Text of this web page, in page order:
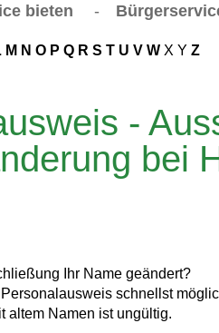
bieten -
M N O P Q R S T U V W X Y Z
-
bei
Ihr Name geändert?
schnellst
altem Namen ist ungültig.